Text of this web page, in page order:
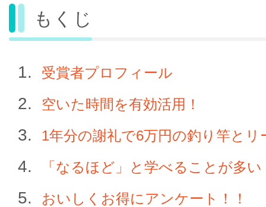
もくじ
受賞者プロフィール
空いた時間を有効活用！
1年分の謝礼で6万円の釣り竿とリ
「なるほど」と学べることが多い
おいしくお得にアンケート！！